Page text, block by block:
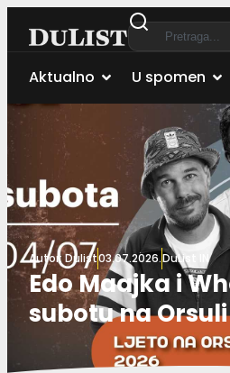
Aktualno U spomen
Autor:Dulist03.07.2026.DuList IN
Edo Maajka i
subotu na Orsuli